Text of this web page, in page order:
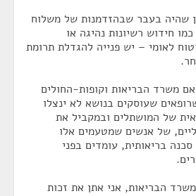
שהיה בעבר שבהזדמנות של משלוח
חידוש רשיונות נהיגה או
לאומי – יש פנייה להגדלת תרומת
משרד הבריאות וקופות-החולים
שעוסקים בנושא לא ינצלו
של המושתלים ובמקביל את
של אנשים שמטעמים אלו
בריאותית, עומדים בפני
הבריאות, אני אתן את זכות